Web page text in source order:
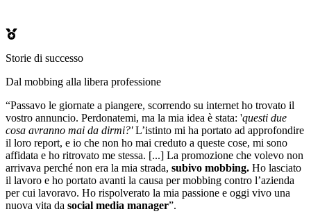
Storie di successo
Dal mobbing alla libera professione
“Passavo le giornate a piangere, scorrendo su internet ho trovato il
vostro annuncio. Perdonatemi, ma la mia idea è stata: 'questi due
cosa avranno mai da dirmi?'L’istinto mi ha portato ad approfondire
il loro report, e io che non ho mai creduto a queste cose, mi sono
affidata e ho ritrovato me stessa. [...] La promozione che volevo non
arrivava perché non era la mia strada, subivo mobbing. Ho lasciato
il lavoro e ho portato avanti la causa per mobbing contro l’azienda
per cui lavoravo. Ho rispolverato la mia passione e oggi vivo una
nuova vita da social media manager”.